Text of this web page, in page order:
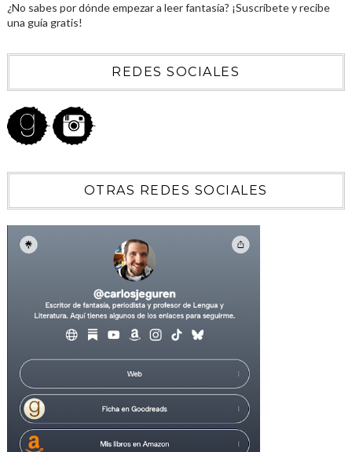
¿No sabes por dónde empezar a leer fantasía? ¡Suscríbete y recibe
una guía gratis!
REDES SOCIALES
OTRAS REDES SOCIALES